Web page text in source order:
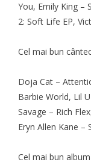
You, Emily King –
2: Soft Life EP,
Cel mai bun
Doja Cat –
Barbie World, Lil
Savage – Rich
Eryn Allen Kane –
Cel mai bun